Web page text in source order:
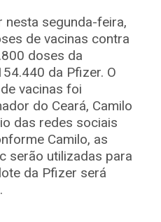
nesta segunda-feira,
de vacinas contra
doses da
da Pfizer. O
vacinas foi
do Ceará, Camilo
das redes sociais
Camilo, as
serão utilizadas para
da Pfizer será